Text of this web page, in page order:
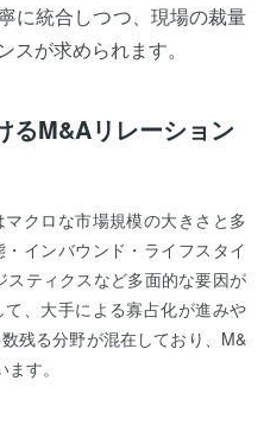
に統合しつつ、現場の裁量
スが求められます。
るM&Aリレーション
クロな市場規模の大きさと多
インバウンド・ライフスタイ
スティクスなど多面的な要因が
、大手による寡占化が進みや
残る分野が混在しており、M&
す。